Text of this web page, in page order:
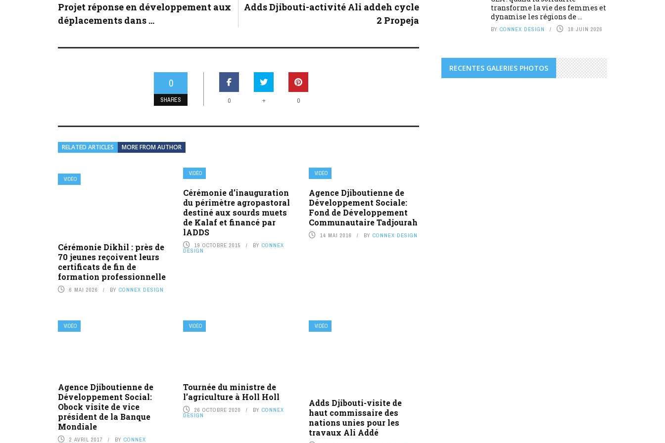
Projet réponse en développement aux
déplacements dans ...
Adds Djibouti-activité Ali addeh cycle
2 Propeja
0
SHARES 0 + 0
RELATED ARTICLES MORE FROM AUTHOR
VIDÉO
Cérémonie Dikhil : près de
70 jeunes reçoivent leurs
certificats de fin de
formation professionnelle
6 MAI 2026 BY CONNEX DESIGN
VIDÉO
Cérémonie d’inauguration
du périmètre agropastoral
destiné aux sourds muets
de Kalaf et financé par
lADDS
19 OCTOBRE 2015 BYCONNEX
DESIGN
VIDÉO
Agence Djiboutienne de
Développement Sociale:
Fond de Développement
Communautaire Tadjourah
14 MAI 2016 BY CONNEX DESIGN
VIDÉO
Agence Djiboutienne de
Développement Social:
Obock visite de vice
président de la Banque
Mondiale
2 AVRIL 2017 BY CONNEX
VIDÉO
Tournée du ministre de
l’agriculture à Holl Holl
26 OCTOBRE 2020 BYCONNEX
DESIGN
VIDÉO
Adds Djibouti-visite de
haut commissaire des
nations unies pour les
travaux Ali Addé
transforme la vie des femmes et
dynamise les régions de ...
BY CONNEX DESIGN 18 JUIN 2026
RECENTES GALERIES PHOTOS